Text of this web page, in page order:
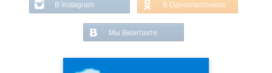
В Instagram В Одноклассниках
Мы Вконтакте